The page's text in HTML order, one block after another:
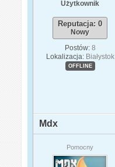
Użytkownik
Reputacja: 0
Nowy
Postów: 8
Lokalizacja: Białystok
OFFLINE
Mdx
Pomocny